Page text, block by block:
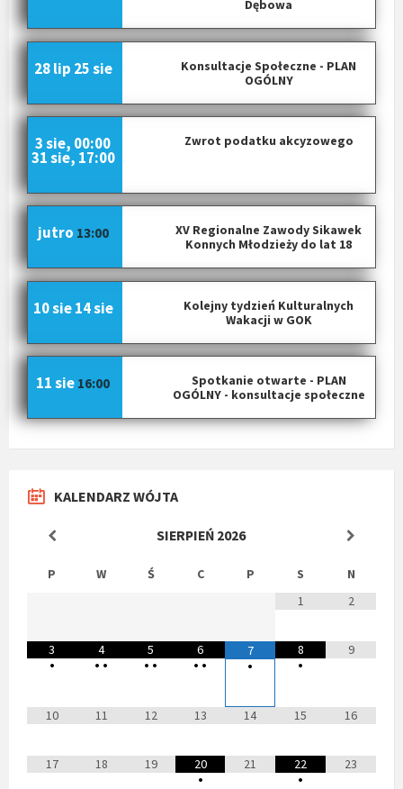
Dębowa
Konsultacje Społeczne - PLAN
OGÓLNY
28 lip 25 sie
Zwrot podatku akcyzowego
3 sie, 00:00
31 sie, 17:00
XV Regionalne Zawody Sikawek
Konnych Młodzieży do lat 18
jutro 13:00
Kolejny tydzień Kulturalnych
Wakacji w GOK
10 sie 14 sie
Spotkanie otwarte - PLAN
OGÓLNY - konsultacje społeczne
11 sie 16:00
KALENDARZ WÓJTA
SIERPIEŃ 2026
P W Ś C P S
N
1
2
3
•
4
• •
5
• •
6
• •
7
•
8
•
9
10 11 12 13 14 15 16
17 18 19
20
•
21
22
•
23